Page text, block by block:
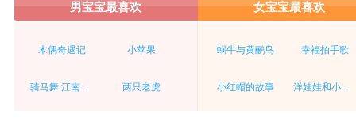
男宝宝最喜欢 女宝宝最喜欢
木偶奇遇记 小苹果
骑马舞 江南style 两只老虎
蜗牛与黄鹂鸟 幸福拍手歌
小红帽的故事 洋娃娃和小熊跳舞